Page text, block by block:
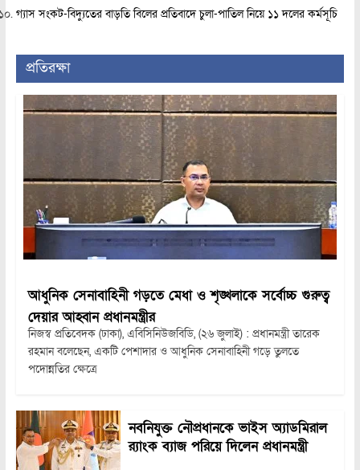
গ্যাস সংকট-বিদ্যুতের বাড়তি বিলের প্রতিবাদে চুলা-পাতিল নিয়ে ১১ দলের কর্মসূচি
প্রতিরক্ষা
আধুনিক সেনাবাহিনী গড়তে মেধা ও শৃঙ্খলাকে সর্বোচ্চ গুরুত্ব
দেয়ার আহ্বান প্রধানমন্ত্রীর
নিজস্ব প্রতিবেদক (ঢাকা), এবিসিনিউজবিডি, (২৬ জুলাই) : প্রধানমন্ত্রী তারেক
রহমান বলেছেন, একটি পেশাদার ও আধুনিক সেনাবাহিনী গড়ে তুলতে
পদোন্নতির ক্ষেত্রে
নবনিযুক্ত নৌপ্রধানকে ভাইস অ্যাডমিরাল
র‍্যাংক ব্যাজ পরিয়ে দিলেন প্রধানমন্ত্রী